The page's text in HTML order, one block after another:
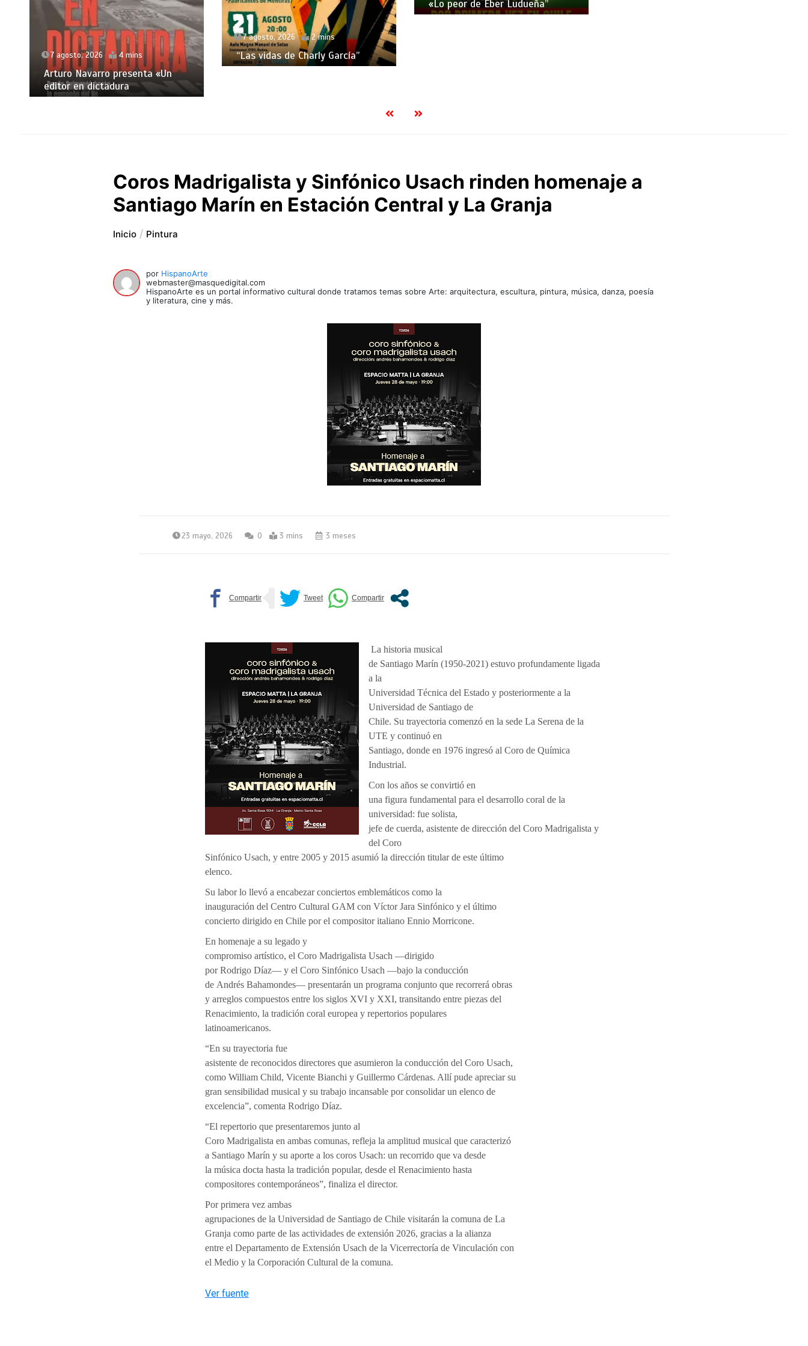
7 agosto, 2026 4 mins
Arturo Navarro presenta «Un
editor en dictadura
7 agosto, 2026 2 mins
“Las vidas de Charly García”
«Lo peor de Eber Ludueña”
Coros Madrigalista y Sinfónico Usach rinden homenaje a
Santiago Marín en Estación Central y La Granja
Inicio Pintura
por HispanoArte
webmaster@masquedigital.com
HispanoArte es un portal informativo cultural donde tratamos temas sobre Arte: arquitectura, escultura, pintura, música, danza, poesía
y literatura, cine y más.
23 mayo, 2026 0 3 mins 3 meses
La historia musical
de Santiago Marín (1950-2021) estuvo profundamente ligada
a la
Universidad Técnica del Estado y posteriormente a la
Universidad de Santiago de
Chile. Su trayectoria comenzó en la sede La Serena de la
UTE y continuó en
Santiago, donde en 1976 ingresó al Coro de Química
Industrial.
Con los años se convirtió en
una figura fundamental para el desarrollo coral de la
universidad: fue solista,
jefe de cuerda, asistente de dirección del Coro Madrigalista y
del Coro
Sinfónico Usach, y entre 2005 y 2015 asumió la dirección titular de este último
elenco.
Su labor lo llevó a encabezar conciertos emblemáticos como la
inauguración del Centro Cultural GAM con Víctor Jara Sinfónico y el último
concierto dirigido en Chile por el compositor italiano Ennio Morricone.
En homenaje a su legado y
compromiso artístico, el Coro Madrigalista Usach —dirigido
por Rodrigo Díaz— y el Coro Sinfónico Usach —bajo la conducción
de Andrés Bahamondes— presentarán un programa conjunto que recorrerá obras
y arreglos compuestos entre los siglos XVI y XXI, transitando entre piezas del
Renacimiento, la tradición coral europea y repertorios populares
latinoamericanos.
“En su trayectoria fue
asistente de reconocidos directores que asumieron la conducción del Coro Usach,
como William Child, Vicente Bianchi y Guillermo Cárdenas. Allí pude apreciar su
gran sensibilidad musical y su trabajo incansable por consolidar un elenco de
excelencia”, comenta Rodrigo Díaz.
“El repertorio que presentaremos junto al
Coro Madrigalista en ambas comunas, refleja la amplitud musical que caracterizó
a Santiago Marín y su aporte a los coros Usach: un recorrido que va desde
la música docta hasta la tradición popular, desde el Renacimiento hasta
compositores contemporáneos”, finaliza el director.
Por primera vez ambas
agrupaciones de la Universidad de Santiago de Chile visitarán la comuna de La
Granja como parte de las actividades de extensión 2026, gracias a la alianza
entre el Departamento de Extensión Usach de la Vicerrectoría de Vinculación con
el Medio y la Corporación Cultural de la comuna.
Ver fuente